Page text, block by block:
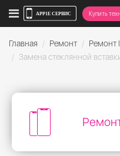
Купить
Главная Ремонт
Ремонт
Замена стеклянной